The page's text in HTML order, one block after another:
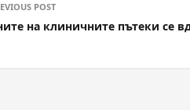
POST
на клиничните пътеки се